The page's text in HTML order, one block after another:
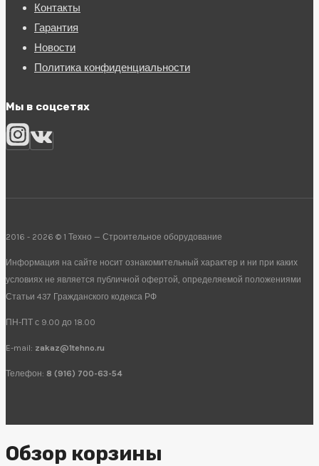
Контакты
Гарантия
Новости
Политика конфиденциальности
Мы в соцсетях
2016 - 2026 © 1 Техно — Строительное оборудование
Информация на сайте носит ознакомительный характер и ни при каких
условиях не является публичной офертой, определяемой положениями
Статьи 437 Гражданского кодекса РФ
ПН-ПТ с 9.00 до 18.00
E-mail: zakaz@1tehno.ru
Телефон: 8 (916) 700-63-54
Обзор корзины